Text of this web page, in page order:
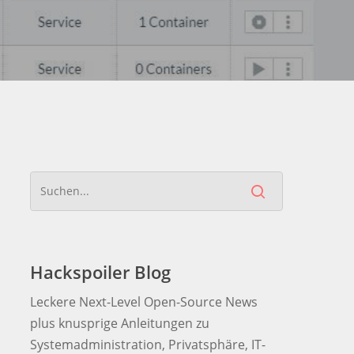
Hackspoiler Blog
Leckere Next-Level Open-Source News
plus knusprige Anleitungen zu
Systemadministration, Privatsphäre, IT-